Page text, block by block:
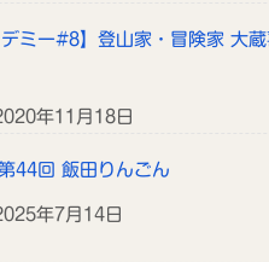
ミー#8】登山家・冒険家 大
年11月18日
44回 飯田りんごん
年7月14日